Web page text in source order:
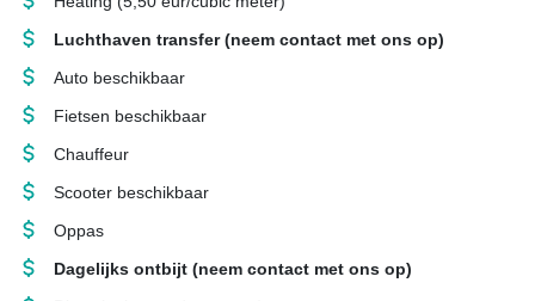
Luchthaven transfer (neem contact met ons op)
Auto beschikbaar
Fietsen beschikbaar
Chauffeur
Scooter beschikbaar
Oppas
Dagelijks ontbijt (neem contact met ons op)